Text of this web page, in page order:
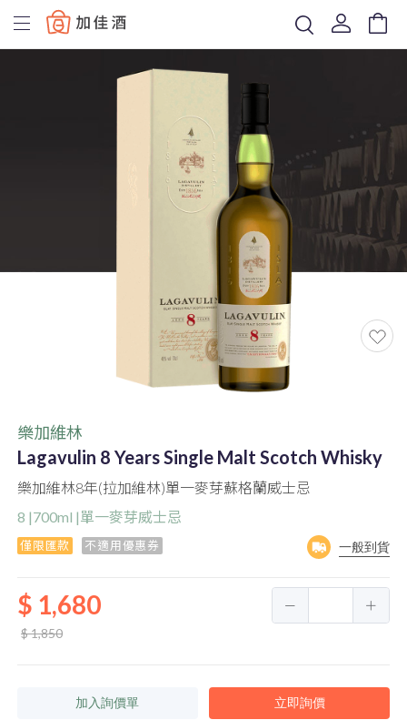
Baccus
樂加維林
Lagavulin 8 Years Single Malt Scotch Whisky
樂加維林8年(拉加維林)單一麥芽蘇格蘭威士忌
8 |700ml |單一麥芽威士忌
僅限匯款 不適用優惠券 一般到貨
$ 1,680
$ 1,850
加入詢價單 立即詢價